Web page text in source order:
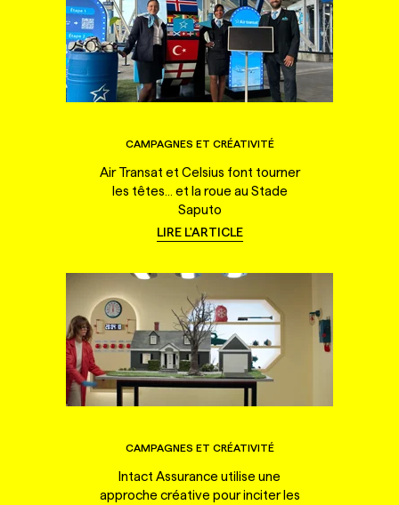
CAMPAGNES ET CRÉATIVITÉ
Air Transat et Celsius font tourner
les têtes... et la roue au Stade
Saputo
LIRE L'ARTICLE
CAMPAGNES ET CRÉATIVITÉ
Intact Assurance utilise une
approche créative pour inciter les